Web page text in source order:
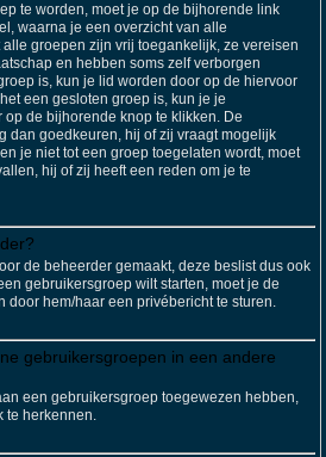
te worden, moet je op de bijhorende link
waarna je een overzicht van alle
groepen zijn vrij toegankelijk, ze vereisen
en hebben soms zelf verborgen
is, kun je lid worden door op de hiervoor
een gesloten groep is, kun je je
op de bijhorende knop te klikken. De
dan goedkeuren, hij of zij vraagt mogelijk
je niet tot een groep toegelaten wordt, moet
hij of zij heeft een reden om je te
de beheerder gemaakt, deze beslist dus ook
gebruikersgroep wilt starten, moet je de
door hem/haar een privébericht te sturen.
gebruikersgroepen in een andere
een gebruikersgroep toegewezen hebben,
te herkennen.